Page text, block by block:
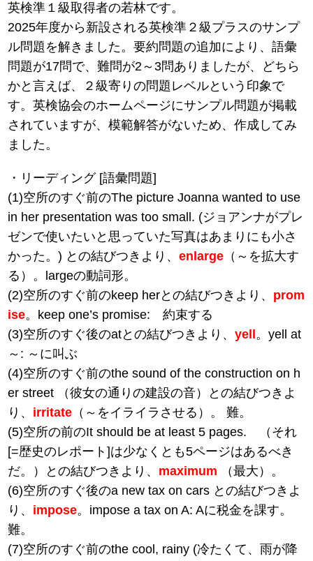
英検準１級取得者の若林です。
2025年度から新設される英検準２級プラスのサンプ
ル問題を解きました。要約問題の追加により、語彙
問題が17問で、難問が2～3問ありましたが、どちら
かと言えば、２級寄りの問題レベルという印象で
す。英検協会のホームページにサンプル問題が掲載
されていますが、模範解答がないため、作成してみ
ました。
・リーディング [語彙問題]
(1)空所のすぐ前のThe picture Joanna wanted to use
in her presentation was too small. (ジョアンナがプレ
ゼンで使いたいと思っていた写真はあまりにも小さ
かった。) との結びつきより、enlarge （～を拡大す
る）。largeの動詞形。
(2)空所のすぐ前のkeep herとの結びつきより、 prom
ise。keep one’s promise: 約束する
(3)空所のすぐ後のatとの結びつきより、yell 。yell at
～: ～に叫ぶ
(4)空所のすぐ前のthe sound of the construction on h
er street （彼女の通りの建設の音）との結びつきよ
り、 irritate （～をイライラさせる）。 難。
(5)空所の前のIt should be at least 5 pages. （それ
[=歴史のレポート]は少なくとも5ページはあるべき
だ。）との結びつきより、 maximum （最大）。
(6)空所のすぐ後のa new tax on cars との結びつきよ
り、 impose。impose a tax on A: Aに税金を課す。
難。
(7)空所のすぐ前のthe cool, rainy (冷たくて、雨が降